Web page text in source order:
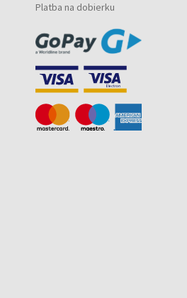
Platba na dobierku